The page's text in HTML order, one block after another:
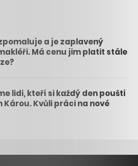
a je zaplavený
Má cenu jim platit stále
lidi, kteří si každý den pouští
Károu. Kvůli práci na nové